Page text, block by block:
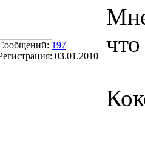
197
03.01.2010